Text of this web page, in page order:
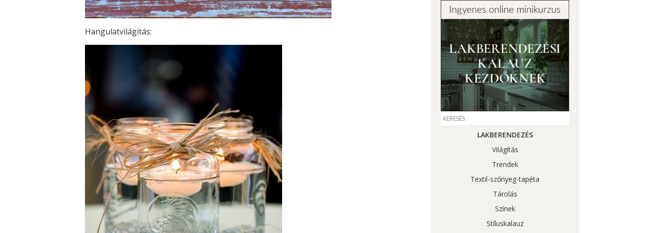
Hangulatvilágítás:
LAKBERENDEZÉS
Világítás
Trendek
Textil-szőnyeg-tapéta
Tárolás
Színek
Stíluskalauz